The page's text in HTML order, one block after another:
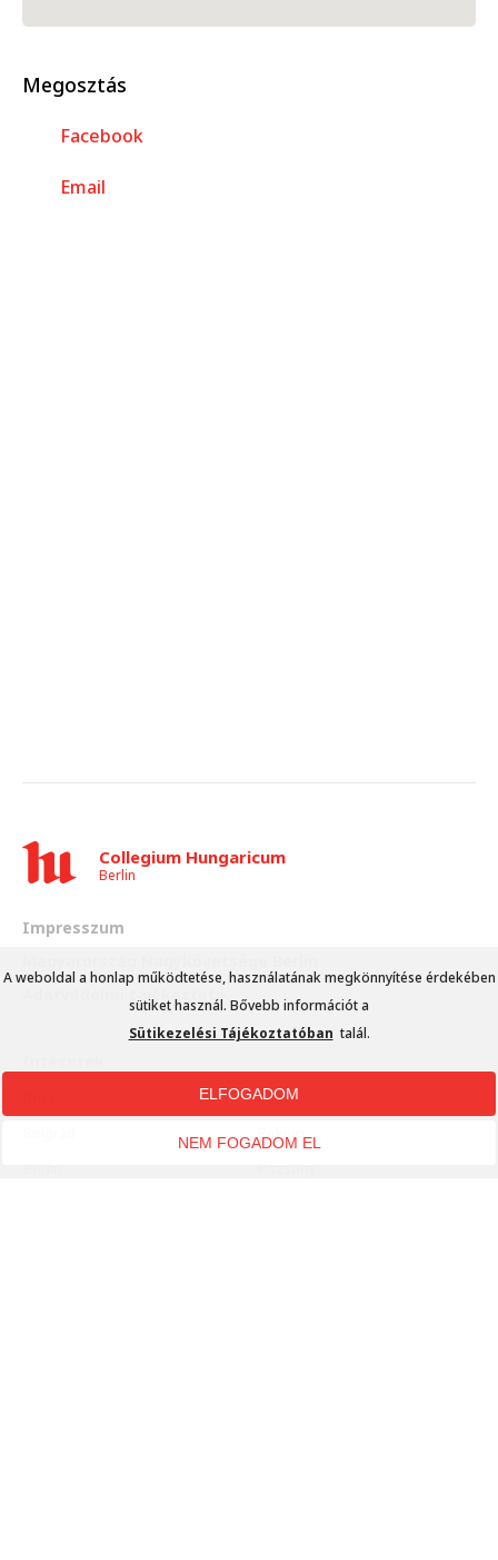
Megosztás
Facebook
Email
Collegium Hungaricum
Berlin
Impresszum
Adatvédelmi tájékoztató
Párizs
Peking
A weboldal a honlap működtetése, használatának megkönnyítése érdekében
sütiket használ. Bővebb információt a
Sütikezelési Tájékoztatóban talál.
ELFOGADOM
NEM FOGADOM EL